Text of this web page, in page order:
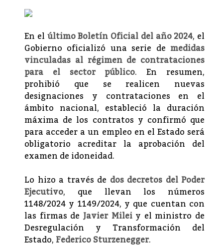
En elúltimo Boletín Oficial del año 2024, el
Gobierno oficializó una serie de medidas
vinculadas al régimen de contrataciones
para el sector público. En resumen,
prohibió que se realicen nuevas
designaciones y contrataciones en el
ámbito nacional, estableció la duración
máxima de los contratos y confirmó que
para acceder a un empleo en el Estado será
obligatorio acreditar la aprobación del
examen de idoneidad.
Lo hizo a través de dos decretos del Poder
Ejecutivo, que llevan los números
1148/2024 y 1149/2024, y que cuentan con
las firmas de Javier Mileiy el ministro de
Desregulación y Transformación del
Estado,Federico Sturzenegger.